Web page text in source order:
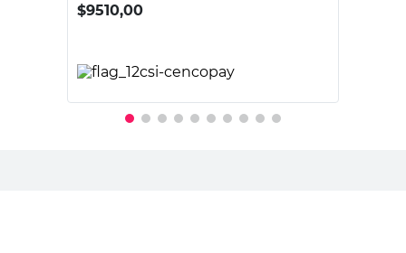
$9510,00